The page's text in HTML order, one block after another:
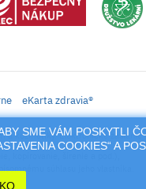
SME VÁM POSKYTLI
COOKIES“ A
eKarta zdravia®
a kozmetiky. Elektronické zaslanie
súhlasu jeho vlastníka.